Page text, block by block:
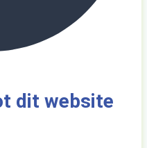
dit website